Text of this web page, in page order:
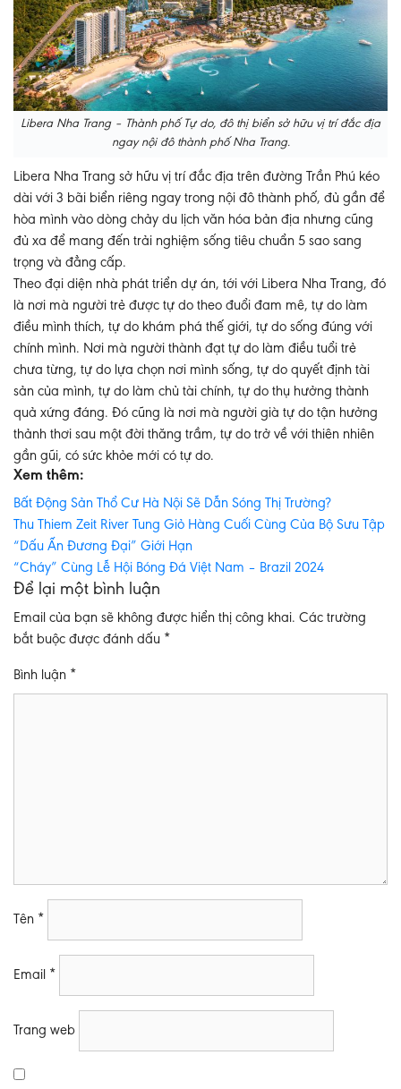
Libera Nha Trang – Thành phố Tự do, đô thị biển sở hữu vị trí đắc địa
ngay nội đô thành phố Nha Trang.
Libera Nha Trang sở hữu vị trí đắc địa trên đường Trần Phú kéo
dài với 3 bãi biển riêng ngay trong nội đô thành phố, đủ gần để
hòa mình vào dòng chảy du lịch văn hóa bản địa nhưng cũng
đủ xa để mang đến trải nghiệm sống tiêu chuẩn 5 sao sang
trọng và đẳng cấp.
Theo đại diện nhà phát triển dự án, tới với Libera Nha Trang, đó
là nơi mà người trẻ được tự do theo đuổi đam mê, tự do làm
điều mình thích, tự do khám phá thế giới, tự do sống đúng với
chính mình. Nơi mà người thành đạt tự do làm điều tuổi trẻ
chưa từng, tự do lựa chọn nơi mình sống, tự do quyết định tài
sản của mình, tự do làm chủ tài chính, tự do thụ hưởng thành
quả xứng đáng. Đó cũng là nơi mà người già tự do tận hưởng
thảnh thơi sau một đời thăng trầm, tự do trở về với thiên nhiên
gần gũi, có sức khỏe mới có tự do.
Xem thêm:
Bất Động Sản Thổ Cư Hà Nội Sẽ Dẫn Sóng Thị Trường?
Thu Thiem Zeit River Tung Giỏ Hàng Cuối Cùng Của Bộ Sưu Tập
“Dấu Ấn Đương Đại” Giới Hạn
“Cháy” Cùng Lễ Hội Bóng Đá Việt Nam – Brazil 2024
Để lại một bình luận
Email của bạn sẽ không được hiển thị công khai. Các trường
bắt buộc được đánh dấu *
Bình luận *
Tên *
Email *
Trang web